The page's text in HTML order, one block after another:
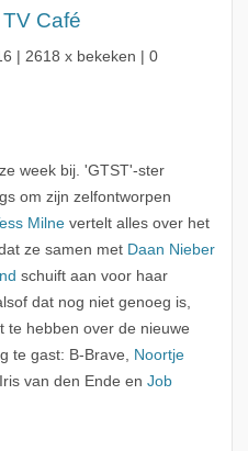
TV Café
| 2618 x bekeken | 0
week bij. 'GTST'-ster
om zijn zelfontworpen
Milnevertelt alles over het
ze samen met Daan Nieber
schuift aan voor haar
dat nog niet genoeg is,
te hebben over de nieuwe
te gast: B-Brave, Noortje
van den Ende en Job